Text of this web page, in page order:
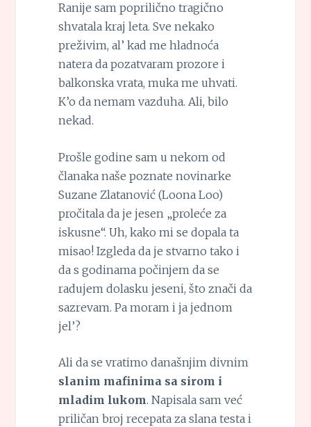
Ranije sam poprilično tragično
shvatala kraj leta. Sve nekako
preživim, al’ kad me hladnoća
natera da pozatvaram prozore i
balkonska vrata, muka me uhvati.
K’o da nemam vazduha. Ali, bilo
nekad.
Prošle godine sam u nekom od
članaka naše poznate novinarke
Suzane Zlatanović (Loona Loo)
pročitala da je jesen „proleće za
iskusne“. Uh, kako mi se dopala ta
misao! Izgleda da je stvarno tako i
da s godinama počinjem da se
radujem dolasku jeseni, što znači da
sazrevam. Pa moram i ja jednom
jel’?
Ali da se vratimo današnjim divnim
slanim mafinima sa sirom i
mladim lukom. Napisala sam već
priličan broj recepata za slana testa i